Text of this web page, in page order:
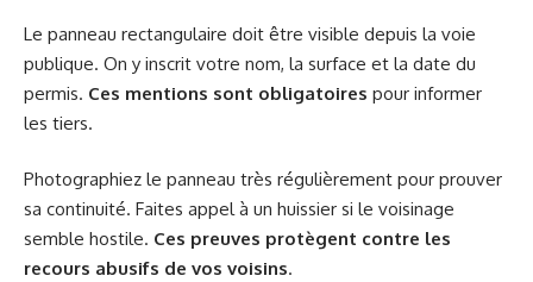
Le panneau rectangulaire doit être visible depuis la voie
publique. On y inscrit votre nom, la surface et la date du
permis. Ces mentions sont obligatoires pour informer
les tiers.
Photographiez le panneau très régulièrement pour prouver
sa continuité. Faites appel à un huissier si le voisinage
semble hostile. Ces preuves protègent contre les
recours abusifs de vos voisins.